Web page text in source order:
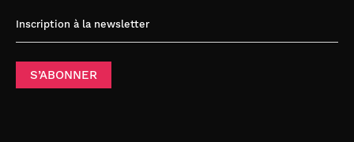
Inscription à la newsletter
S’ABONNER